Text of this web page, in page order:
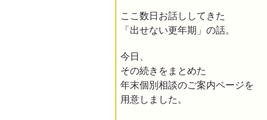
ここ数日お話ししてきた
「出せない更年期」の話。
今日、
その続きをまとめた
年末個別相談のご案内ページを
用意しました。